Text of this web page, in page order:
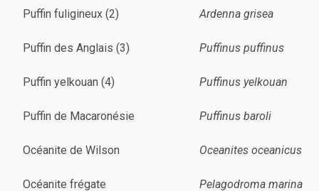
Puffin fuligineux (2) Ardenna grisea
Puffin des Anglais (3) Puffinus puffinus
Puffin yelkouan (4) Puffinus yelkouan
Puffin de Macaronésie Puffinus baroli
Océanite de Wilson Oceanites oceanicus
Océanite frégate Pelagodroma marina